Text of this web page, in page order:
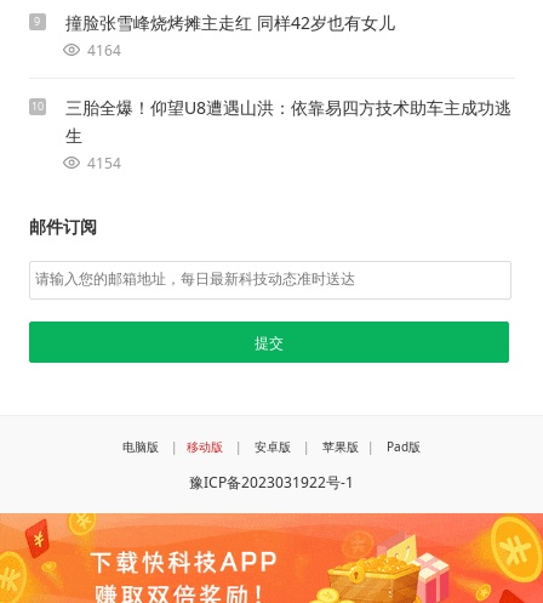
9 撞脸张雪峰烧烤摊主走红 同样42岁也有女儿
4164
10
三胎全爆！仰望U8遭遇山洪：依靠易四方技术助车主成功逃
生
4154
邮件订阅
电脑版 | 移动版 | 安卓版 | 苹果版 | Pad版
豫ICP备2023031922号-1